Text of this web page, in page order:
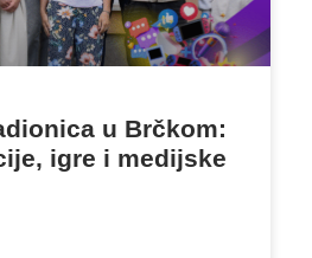
u Brčkom:
igre i medijske